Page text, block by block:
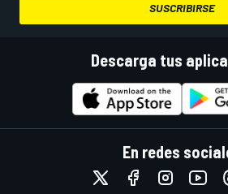
SUSCRIBIRSE
Descarga tus
En redes